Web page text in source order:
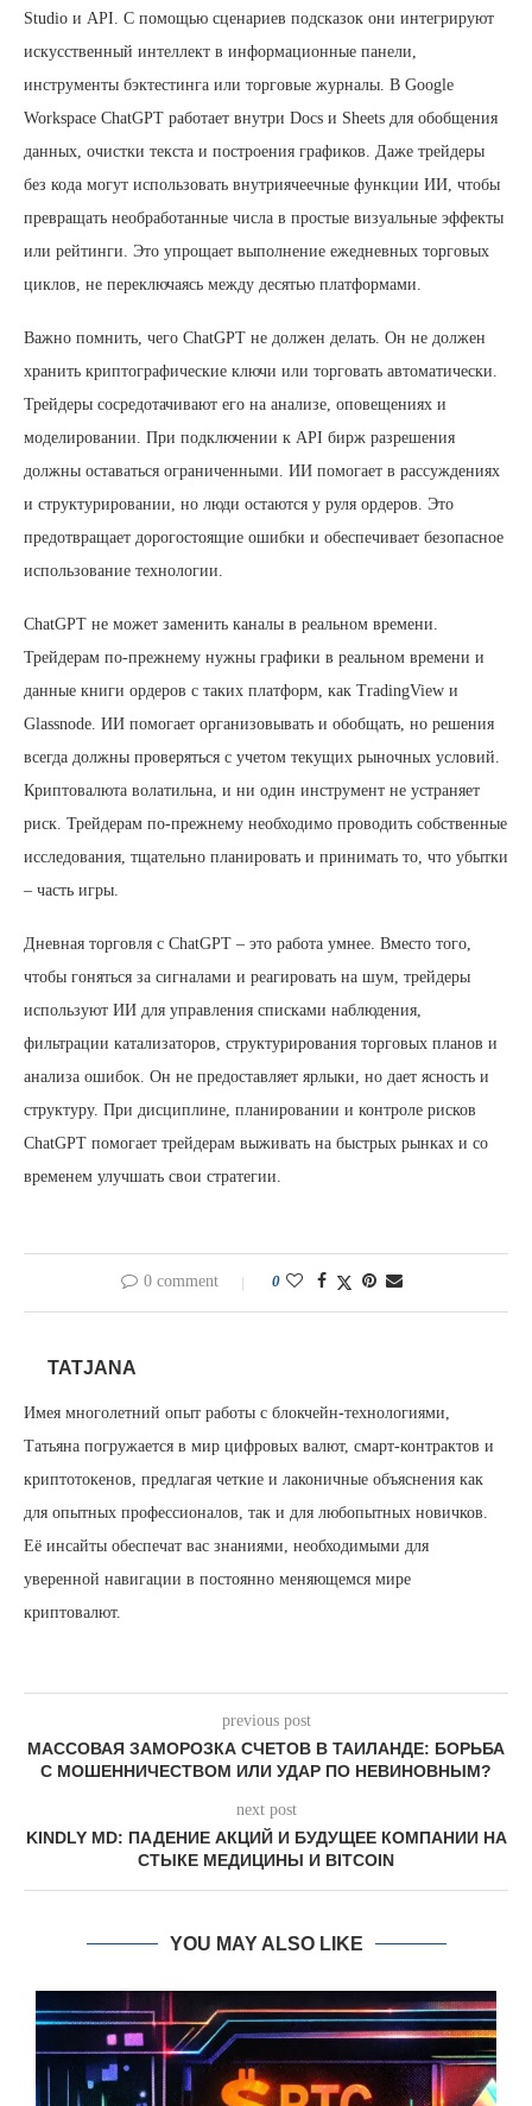
Studio и API. С помощью сценариев подсказок они интегрируют
искусственный интеллект в информационные панели,
инструменты бэктестинга или торговые журналы. В Google
Workspace ChatGPT работает внутри Docs и Sheets для обобщения
данных, очистки текста и построения графиков. Даже трейдеры
без кода могут использовать внутриячеечные функции ИИ, чтобы
превращать необработанные числа в простые визуальные эффекты
или рейтинги. Это упрощает выполнение ежедневных торговых
циклов, не переключаясь между десятью платформами.
Важно помнить, чего ChatGPT не должен делать. Он не должен
хранить криптографические ключи или торговать автоматически.
Трейдеры сосредотачивают его на анализе, оповещениях и
моделировании. При подключении к API бирж разрешения
должны оставаться ограниченными. ИИ помогает в рассуждениях
и структурировании, но люди остаются у руля ордеров. Это
предотвращает дорогостоящие ошибки и обеспечивает безопасное
использование технологии.
ChatGPT не может заменить каналы в реальном времени.
Трейдерам по-прежнему нужны графики в реальном времени и
данные книги ордеров с таких платформ, как TradingView и
Glassnode. ИИ помогает организовывать и обобщать, но решения
всегда должны проверяться с учетом текущих рыночных условий.
Криптовалюта волатильна, и ни один инструмент не устраняет
риск. Трейдерам по-прежнему необходимо проводить собственные
исследования, тщательно планировать и принимать то, что убытки
– часть игры.
Дневная торговля с ChatGPT – это работа умнее. Вместо того,
чтобы гоняться за сигналами и реагировать на шум, трейдеры
используют ИИ для управления списками наблюдения,
фильтрации катализаторов, структурирования торговых планов и
анализа ошибок. Он не предоставляет ярлыки, но дает ясность и
структуру. При дисциплине, планировании и контроле рисков
ChatGPT помогает трейдерам выживать на быстрых рынках и со
временем улучшать свои стратегии.
0 comment 0
TATJANA
Имея многолетний опыт работы с блокчейн-технологиями,
Татьяна погружается в мир цифровых валют, смарт-контрактов и
криптотокенов, предлагая четкие и лаконичные объяснения как
для опытных профессионалов, так и для любопытных новичков.
Её инсайты обеспечат вас знаниями, необходимыми для
уверенной навигации в постоянно меняющемся мире
криптовалют.
previous post
МАССОВАЯ ЗАМОРОЗКА СЧЕТОВ В ТАИЛАНДЕ: БОРЬБА
С МОШЕННИЧЕСТВОМ ИЛИ УДАР ПО НЕВИНОВНЫМ?
next post
KINDLY MD: ПАДЕНИЕ АКЦИЙ И БУДУЩЕЕ КОМПАНИИ НА
СТЫКЕ МЕДИЦИНЫ И BITCOIN
YOU MAY ALSO LIKE